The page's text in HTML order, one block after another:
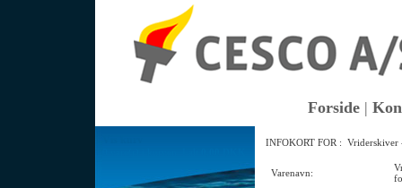
Forside |
INFOKORT FOR : Vriderskiver
Varenavn: